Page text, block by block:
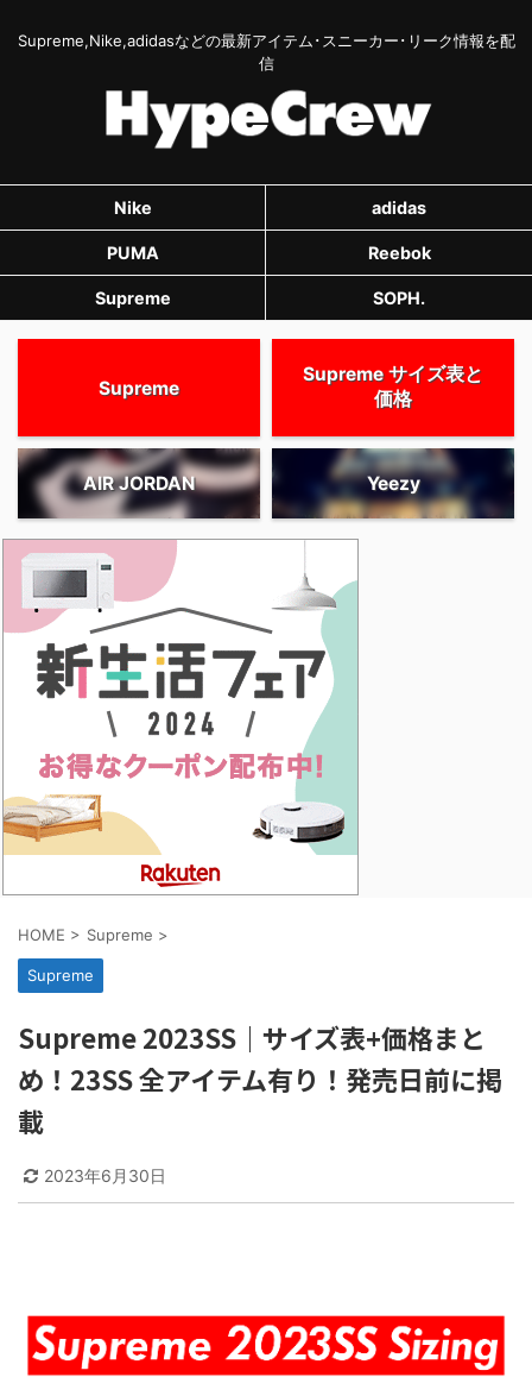
Supreme,Nike,adidasなどの最新アイテム･スニーカー･リーク情報を配
信
Nike adidas
PUMA Reebok
Supreme SOPH.
Supreme
Supreme サイズ表と
価格
AIR JORDAN Yeezy
HOME > Supreme >
Supreme
Supreme 2023SS｜サイズ表+価格まと
め！23SS 全アイテム有り！発売日前に掲
載
2023年6月30日